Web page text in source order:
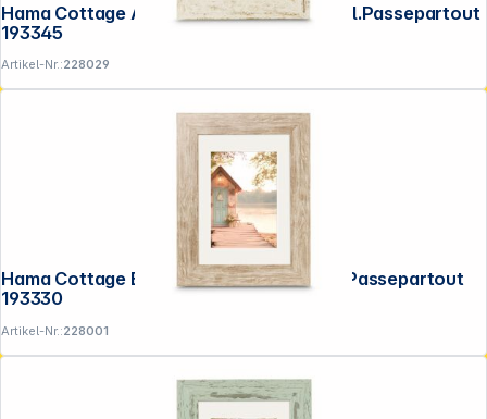
Hama Cottage Altweiß 15x20 Kunstst.inkl.Passepartout
193345
Artikel-Nr.:228029
Hama Cottage Braun 15x20 Kunstst.inkl.Passepartout
193330
Artikel-Nr.:228001